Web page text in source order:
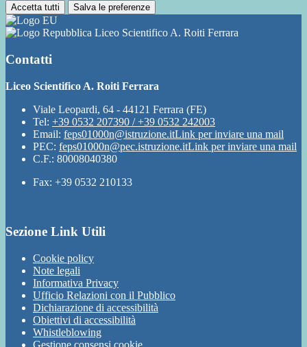
Accetta tutti Salva le preferenze
Liceo Scientifico A. Roiti Ferrara
Contatti
Liceo Scientifico A. Roiti Ferrara
Viale Leopardi, 64 - 44121 Ferrara (FE)
Tel: +39 0532 207390 / +39 0532 242003
Email: feps01000n@istruzione.itLink per inviare una mail
PEC: feps01000n@pec.istruzione.itLink per inviare una mail
C.F.: 80008040380
Fax: +39 0532 210133
Sezione Link Utili
Cookie policy
Note legali
Informativa Privacy
Ufficio Relazioni con il Pubblico
Dichiarazione di accessibilità
Obiettivi di accessibilità
Whistleblowing
Gestione consensi cookie